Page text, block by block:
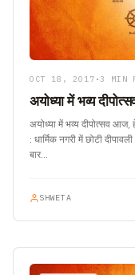
OCT 18, 2017 • 3 MIN
अयोध्या में भव्य
अयोध्या में भव्य दीपोत्सव
: धार्मिक नगरी में छोटी
बार…
SHWETA